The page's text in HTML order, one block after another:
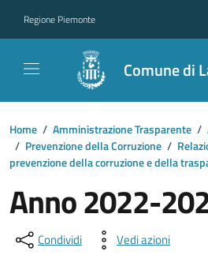
Regione Piemonte
Comune di
Home / Amministrazione Trasparente /
/ Prevenzione della Corruzione /
prevenzione della corruzione e della
Anno 2022-
Condividi Vedi azioni